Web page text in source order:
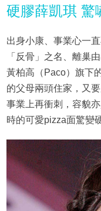
硬膠薛凱琪 驚
出身小康、事業心一
「反骨」之名、離巢
黃柏高（Paco）旗下
的父母兩頭住家，又
事業上再衝刺，容貌
時的可愛pizza面驚變